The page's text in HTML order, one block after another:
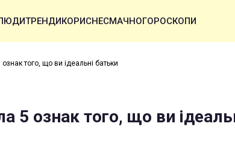
ТРЕНДИКОРИСНЕСМАЧНОГОРОСКОПИ
того, що ви ідеальні батьки
5 ознак того, що ви